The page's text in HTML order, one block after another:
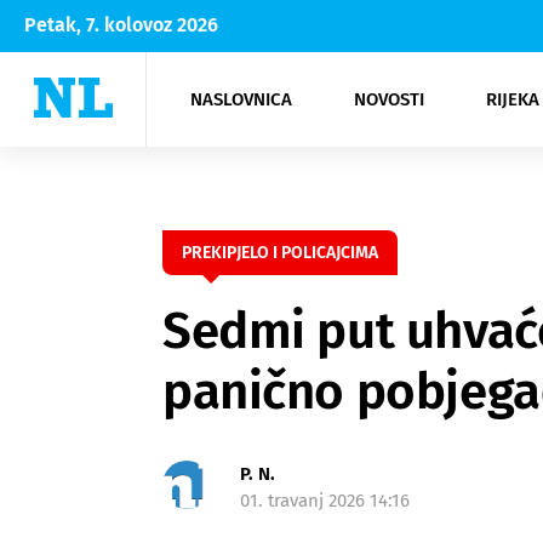
Petak, 7. kolovoz 2026
NASLOVNICA NOVOSTI
Rijeka Opatija
NK
Moda
Kultura
PREKIPJELO I POLICAJCIMA
Sedmi put
panično
P. N.
01. travanj 2026 14:16